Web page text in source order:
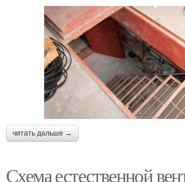
читать дальше →
Схема естественной